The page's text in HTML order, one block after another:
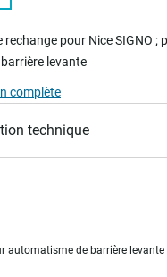
rechange pour Nice SIGNO ;
levante
complète
technique
automatisme de barrière levante